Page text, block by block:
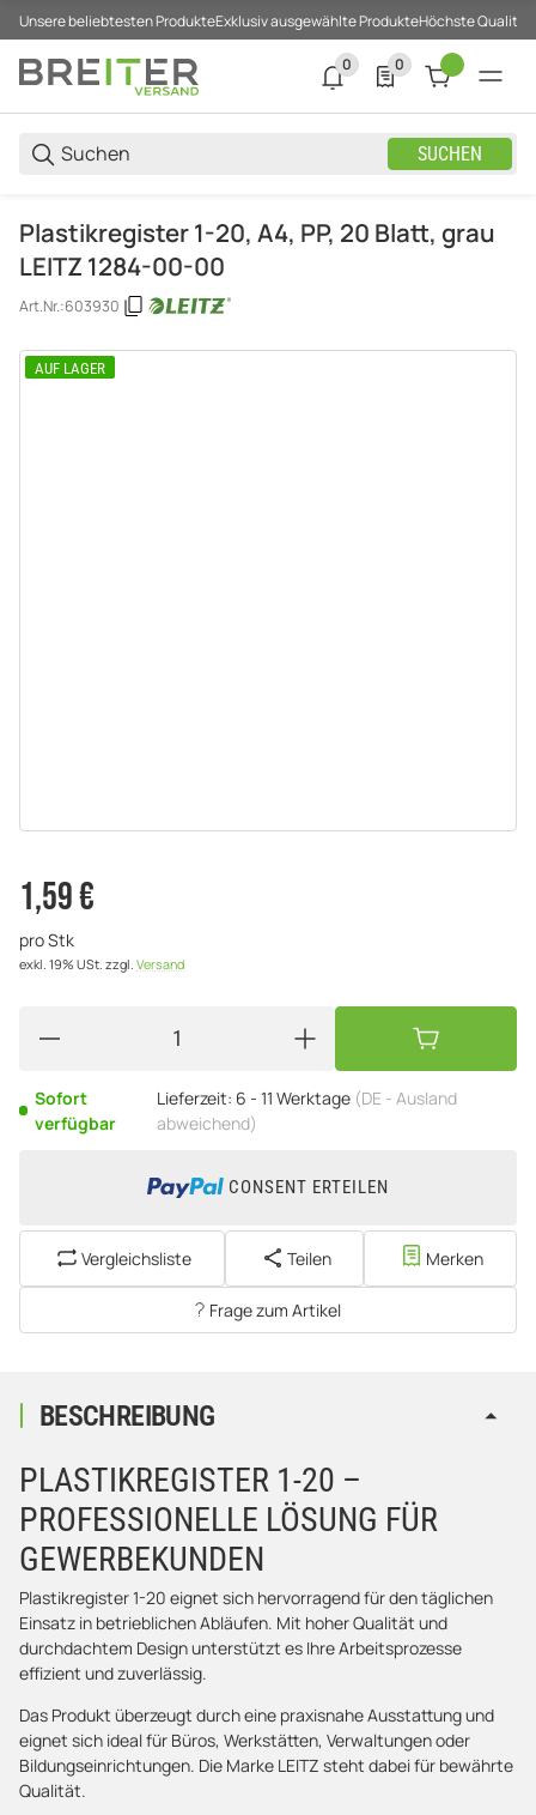
Unsere beliebtesten ProdukteExklusiv ausgewählte ProdukteHöchste Qualität
SUCHEN
0
0 neue Notifizierungen
0
0 Produkte in der
Plastikregister 1-20, A4, PP, 20 Blatt, grau
LEITZ 1284-00-00
Art.Nr.:603930
AUF LAGER
1,59 €
pro Stk
exkl. 19% USt. zzgl. Versand
Sofort
verfügbar
Lieferzeit: 6 - 11 Werktage (DE - Ausland
abweichend)
CONSENT ERTEILEN
Vergleichsliste Teilen Merken
Frage zum Artikel
BESCHREIBUNG
PLASTIKREGISTER 1-20 –
PROFESSIONELLE LÖSUNG FÜR
GEWERBEKUNDEN
Plastikregister 1-20 eignet sich hervorragend für den täglichen
Einsatz in betrieblichen Abläufen. Mit hoher Qualität und
durchdachtem Design unterstützt es Ihre Arbeitsprozesse
effizient und zuverlässig.
Das Produkt überzeugt durch eine praxisnahe Ausstattung und
eignet sich ideal für Büros, Werkstätten, Verwaltungen oder
Bildungseinrichtungen. Die Marke LEITZ steht dabei für bewährte
Qualität.